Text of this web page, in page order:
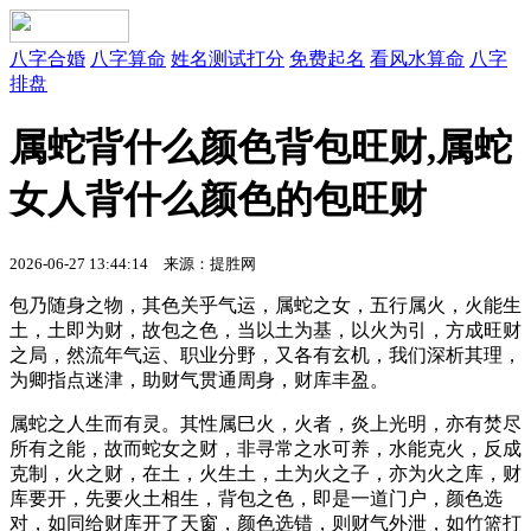
八字合婚 八字算命 姓名测试打分 免费起名 看风水算命 八字
排盘
属蛇背什么颜色背包旺财,属蛇
女人背什么颜色的包旺财
2026-06-27 13:44:14 来源：提胜网
包乃随身之物，其色关乎气运，属蛇之女，五行属火，火能生
土，土即为财，故包之色，当以土为基，以火为引，方成旺财
之局，然流年气运、职业分野，又各有玄机，我们深析其理，
为卿指点迷津，助财气贯通周身，财库丰盈。
属蛇之人生而有灵。其性属巳火，火者，炎上光明，亦有焚尽
所有之能，故而蛇女之财，非寻常之水可养，水能克火，反成
克制，火之财，在土，火生土，土为火之子，亦为火之库，财
库要开，先要火土相生，背包之色，即是一道门户，颜色选
对，如同给财库开了天窗，颜色选错，则财气外泄，如竹篮打